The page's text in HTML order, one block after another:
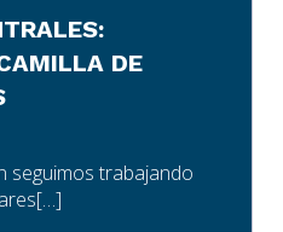
DE
seguimos trabajando